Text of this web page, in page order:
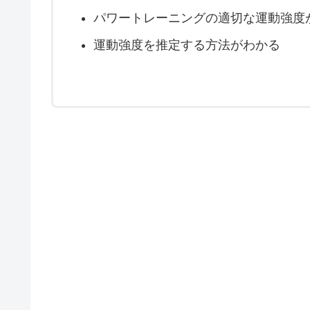
パワートレーニングの適切な運動強度
運動強度を推定する方法がわかる